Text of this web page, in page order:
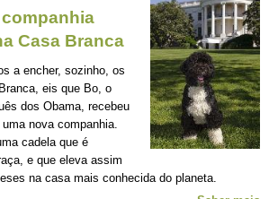
Casa Branca
a encher, sozinho, os
eis que Bo, o
dos Obama, recebeu
nova companhia.
cadela que é
e que eleva assim
na casa mais conhecida do planeta.